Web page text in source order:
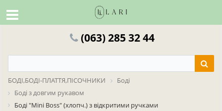
(063) 285 32 44
БОДІ,БОДІ-ПЛАТТЯ,ПІСОЧНИКИ
Боді
Боді з довгим рукавом
Боді "Mini Boss" (хлопч.) з відкритими ручками